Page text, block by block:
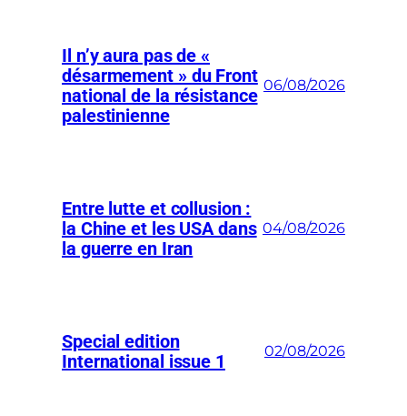
Il n’y aura pas de «
désarmement » du Front
national de la résistance
palestinienne
06/08/2026
Entre lutte et collusion :
la Chine et les USA dans
la guerre en Iran
04/08/2026
Special edition
International issue 1
02/08/2026